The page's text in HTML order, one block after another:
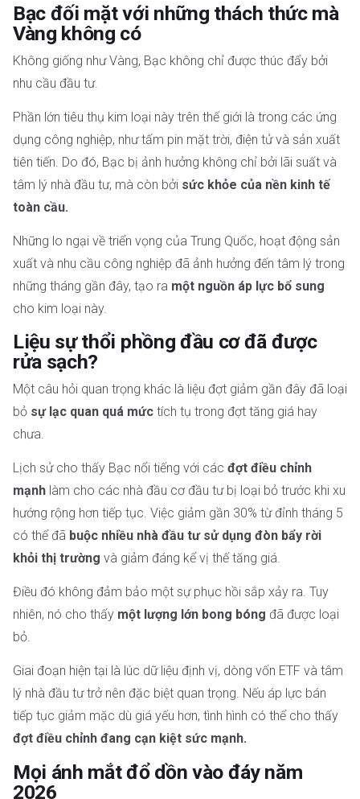
Bạc đối mặt với những thách thức mà
Vàng không có
Không giống như Vàng, Bạc không chỉ được thúc đẩy bởi
nhu cầu đầu tư.
Phần lớn tiêu thụ kim loại này trên thế giới là trong các ứng
dụng công nghiệp, như tấm pin mặt trời, điện tử và sản xuất
tiên tiến. Do đó, Bạc bị ảnh hưởng không chỉ bởi lãi suất và
tâm lý nhà đầu tư, mà còn bởi sức khỏe của nền kinh tế
toàn cầu.
Những lo ngại về triển vọng của Trung Quốc, hoạt động sản
xuất và nhu cầu công nghiệp đã ảnh hưởng đến tâm lý trong
những tháng gần đây, tạo ra một nguồn áp lực bổ sung
cho kim loại này.
Liệu sự thổi phồng đầu cơ đã được
rửa sạch?
Một câu hỏi quan trọng khác là liệu đợt giảm gần đây đã loại
bỏ sự lạc quan quá mức tích tụ trong đợt tăng giá hay
chưa.
Lịch sử cho thấy Bạc nổi tiếng với các đợt điều chỉnh
mạnh làm cho các nhà đầu cơ đầu tư bị loại bỏ trước khi xu
hướng rộng hơn tiếp tục. Việc giảm gần 30% từ đỉnh tháng 5
có thể đã buộc nhiều nhà đầu tư sử dụng đòn bẩy rời
khỏi thị trường và giảm đáng kể vị thế tăng giá.
Điều đó không đảm bảo một sự phục hồi sắp xảy ra. Tuy
nhiên, nó cho thấy một lượng lớn bong bóng đã được loại
bỏ.
Giai đoạn hiện tại là lúc dữ liệu định vị, dòng vốn ETF và tâm
lý nhà đầu tư trở nên đặc biệt quan trọng. Nếu áp lực bán
tiếp tục giảm mặc dù giá yếu hơn, tình hình có thể cho thấy
đợt điều chỉnh đang cạn kiệt sức mạnh.
Mọi ánh mắt đổ dồn vào đáy năm
2026